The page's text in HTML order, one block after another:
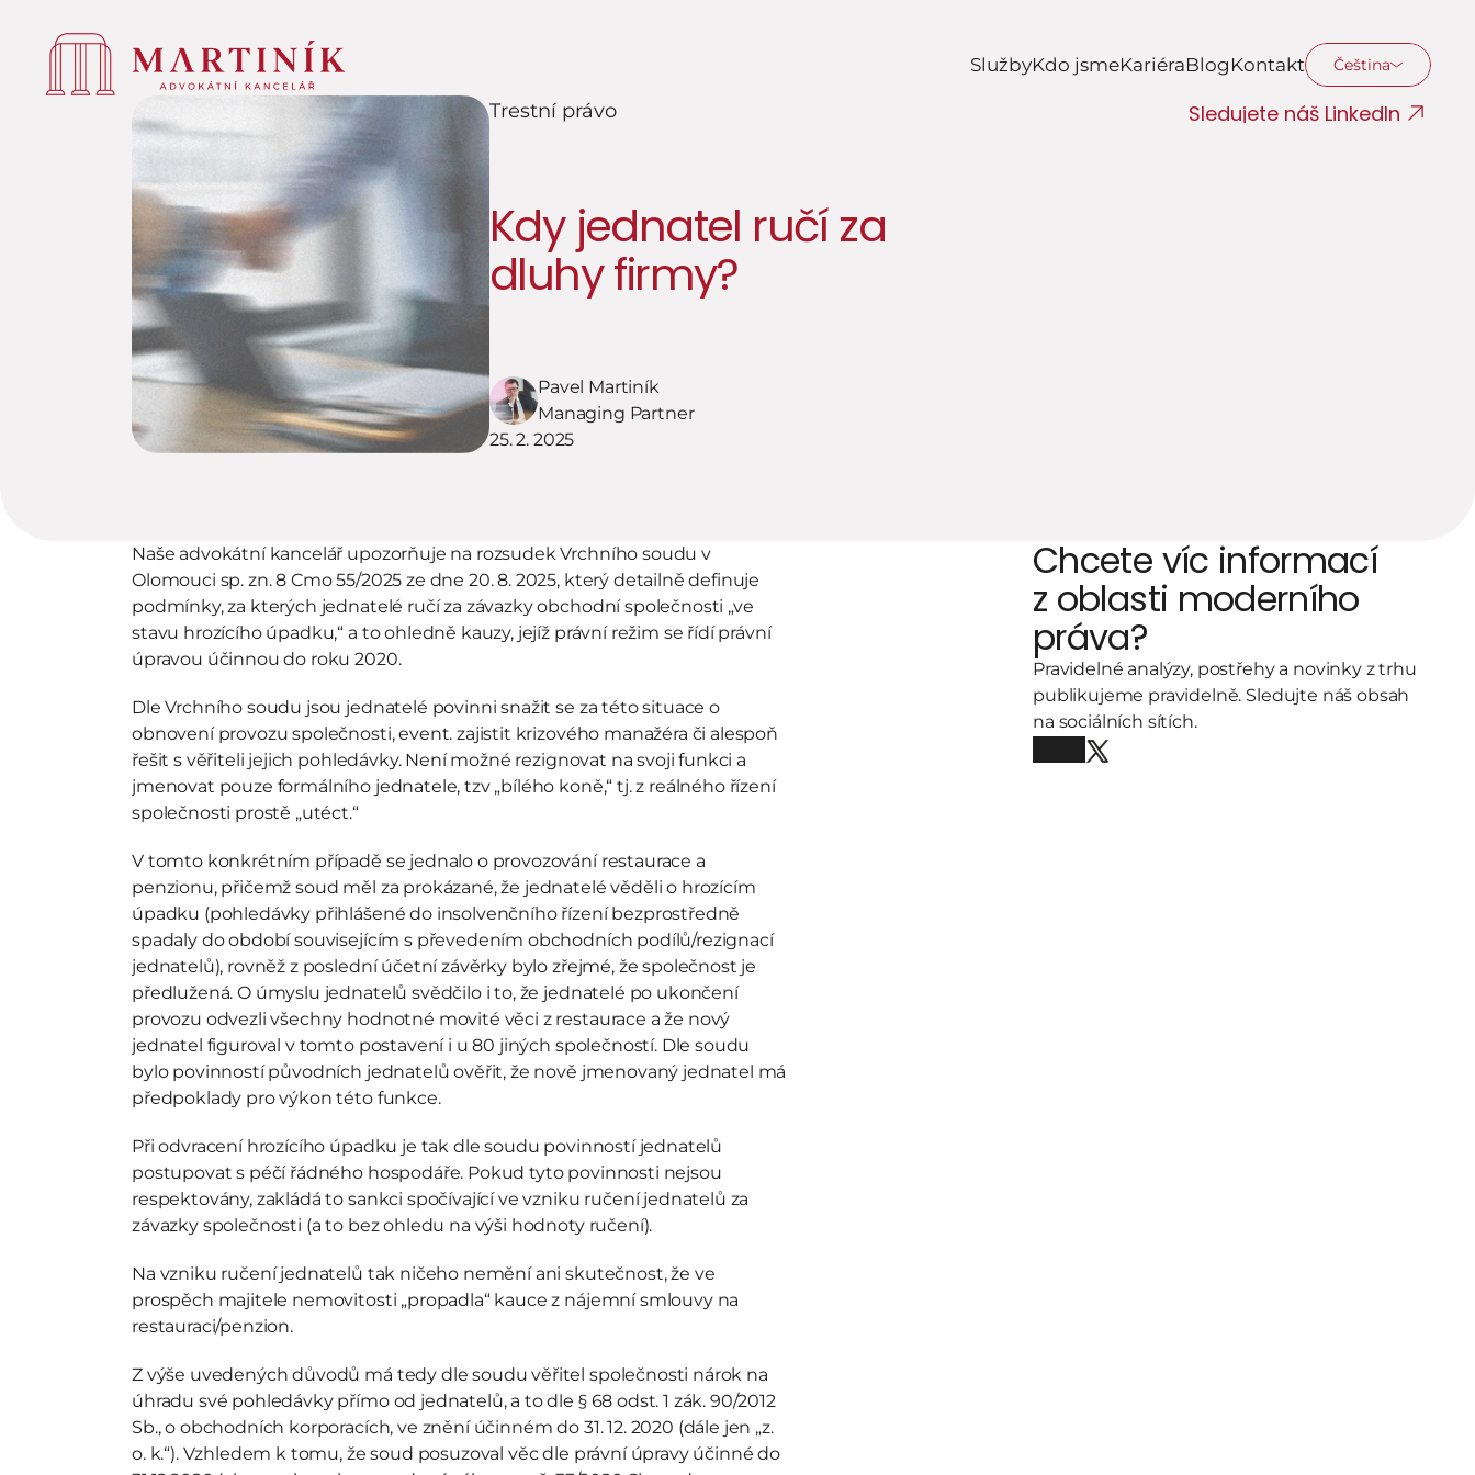
SlužbyKdo jsmeKariéraBlog Kontakt Čeština
Trestní právo Sledujete náš LinkedIn
Kdy jednatel ručí za
dluhy firmy?
Pavel Martiník
Managing Partner
25. 2. 2025
Naše advokátní kancelář upozorňuje na rozsudek Vrchního soudu v
Olomouci sp. zn. 8 Cmo 55/2025 ze dne 20. 8. 2025, který detailně definuje
podmínky, za kterých jednatelé ručí za závazky obchodní společnosti „ve
stavu hrozícího úpadku,“ a to ohledně kauzy, jejíž právní režim se řídí právní
úpravou účinnou do roku 2020.
Dle Vrchního soudu jsou jednatelé povinni snažit se za této situace o
obnovení provozu společnosti, event. zajistit krizového manažéra či alespoň
řešit s věřiteli jejich pohledávky. Není možné rezignovat na svoji funkci a
jmenovat pouze formálního jednatele, tzv „bílého koně,“ tj. z reálného řízení
společnosti prostě „utéct.“
V tomto konkrétním případě se jednalo o provozování restaurace a
penzionu, přičemž soud měl za prokázané, že jednatelé věděli o hrozícím
úpadku (pohledávky přihlášené do insolvenčního řízení bezprostředně
spadaly do období souvisejícím s převedením obchodních podílů/rezignací
jednatelů), rovněž z poslední účetní závěrky bylo zřejmé, že společnost je
předlužená. O úmyslu jednatelů svědčilo i to, že jednatelé po ukončení
provozu odvezli všechny hodnotné movité věci z restaurace a že nový
jednatel figuroval v tomto postavení i u 80 jiných společností. Dle soudu
bylo povinností původních jednatelů ověřit, že nově jmenovaný jednatel má
předpoklady pro výkon této funkce.
Při odvracení hrozícího úpadku je tak dle soudu povinností jednatelů
postupovat s péčí řádného hospodáře. Pokud tyto povinnosti nejsou
respektovány, zakládá to sankci spočívající ve vzniku ručení jednatelů za
závazky společnosti (a to bez ohledu na výši hodnoty ručení).
Na vzniku ručení jednatelů tak ničeho nemění ani skutečnost, že ve
prospěch majitele nemovitosti „propadla“ kauce z nájemní smlouvy na
restauraci/penzion.
Z výše uvedených důvodů má tedy dle soudu věřitel společnosti nárok na
úhradu své pohledávky přímo od jednatelů, a to dle § 68 odst. 1 zák. 90/2012
Sb., o obchodních korporacích, ve znění účinném do 31. 12. 2020 (dále jen „z.
o. k.“). Vzhledem k tomu, že soud posuzoval věc dle právní úpravy účinné do
Chcete víc informací
z oblasti moderního
práva?
Pravidelné analýzy, postřehy a novinky z trhu
publikujeme pravidelně. Sledujte náš obsah
na sociálních sítích.